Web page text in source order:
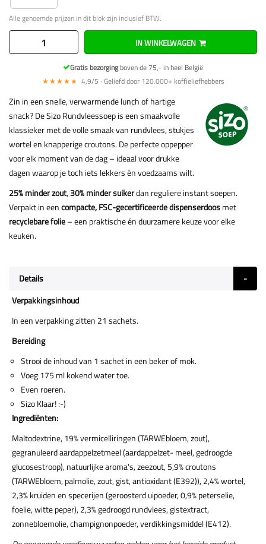
Alle genoemde prijzen in dit blok zijn inclusief BTW.
IN WINKELWAGEN
Gratis bezorgingboven de 75,- in heel België
★★★★★ 4,9/5 · Geliefd door 120.000+ koffieliefhebbers
Zin in een snelle, verwarmende lunch of hartige
snack? De Sizo Rundvleessoep is een smaakvolle
klassieker met de volle smaak van rundvlees, stukjes
wortel en knapperige croutons. De perfecte oppepper
voor elk moment van de dag – ideaal voor drukke
dagen waarop je toch iets lekkers én voedzaams wilt.
25% minder zout,30% minder suikerdan reguliere instant soepen.
Verpakt in eencompacte, FSC-gecertificeerde dispenserdoosmet
recyclebare folie– een praktische én duurzamere keuze voor elke
keuken.
Details
Verpakkingsinhoud
In een verpakking zitten 21 sachets.
Bereiding
Strooi de inhoud van 1 sachet in een beker of mok.
Voeg 175 ml kokend water toe.
Even roeren.
Sizo Klaar! :-)
Ingrediënten:
Maltodextrine, 19% vermicelliringen (TARWEbloem, zout),
gegranuleerd aardappelzetmeel (aardappelzet- meel, gedroogde
glucosestroop), natuurlijke aroma's, zeezout, 5,9% croutons
(TARWEbloem, palmolie, zout, gist, antioxidant (E392)), 2,4% wortel,
2,3% kruiden en specerijen (geroosterd uipoeder, 0,9% peterselie,
foelie, witte peper), 2,3% gedroogd rundvlees, gistextract,
zonnebloemolie, champignonpoeder, verdikkingsmiddel (E412).